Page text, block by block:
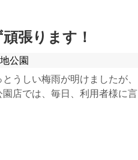
張ります！
公園
うしい梅雨が明けましたが、
店では、毎日、利用者様に言